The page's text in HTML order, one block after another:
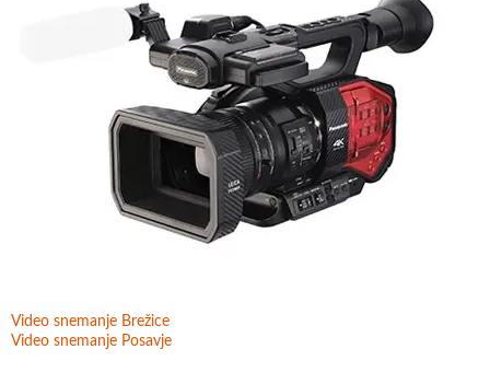
Video snemanje Brežice
Video snemanje Posavje